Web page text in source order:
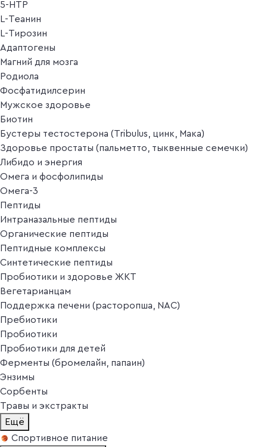
5-HTP
L-Теанин
L-Тирозин
Адаптогены
Магний для мозга
Родиола
Фосфатидилсерин
Мужское здоровье
Биотин
Бустеры тестостерона (Tribulus, цинк, Мака)
Здоровье простаты (пальметто, тыквенные семечки)
Либидо и энергия
Омега и фосфолипиды
Омега-3
Пептиды
Интраназальные пептиды
Органические пептиды
Пептидные комплексы
Синтетические пептиды
Пробиотики и здоровье ЖКТ
Вегетарианцам
Поддержка печени (расторопша, NAC)
Пребиотики
Пробиотики
Пробиотики для детей
Ферменты (бромелайн, папаин)
Энзимы
Сорбенты
Травы и экстракты
Ещё
Спортивное питание